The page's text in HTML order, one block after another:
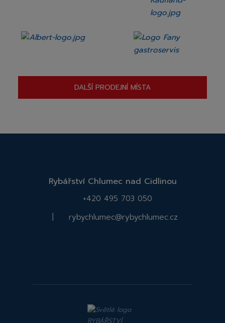
DALŠÍ PRODEJNÍ MÍSTA
Rybářství Chlumec nad Cidlinou
+420 495 703 050
rybychlumec@rybychlumec.cz
Rybářství
nad
Rybářství
nad